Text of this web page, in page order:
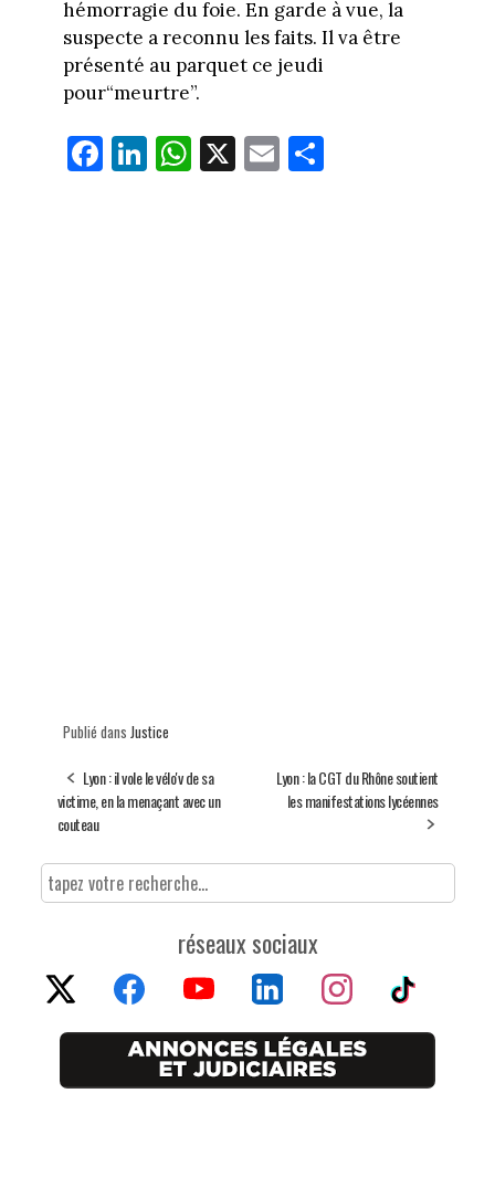
hémorragie du foie. En garde à vue, la
suspecte a reconnu les faits. Il va être
présenté au parquet ce jeudi
pour“meurtre”.
Fa
ce
Li
nk
W
ha
X E
m
Pa
Publié dans Justice
Lyon : il vole le vélo'v de sa
victime, en la menaçant avec un
couteau
Lyon : la CGT du Rhône soutient
les manifestations lycéennes
réseaux sociaux